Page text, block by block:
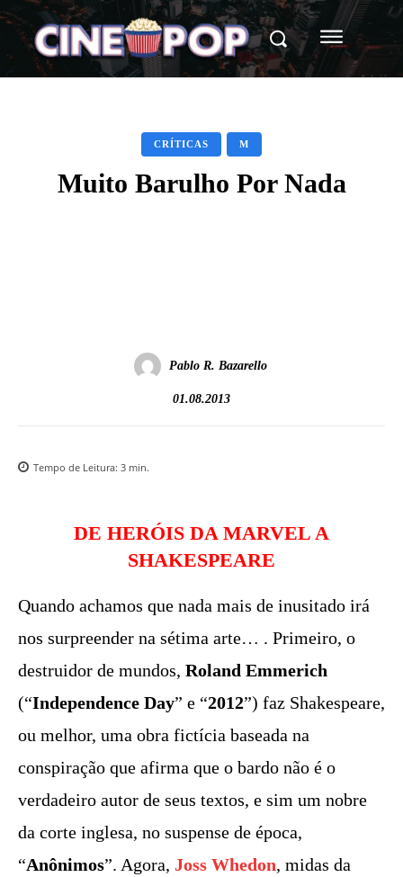
CRÍTICAS M
Muito Barulho Por Nada
Pablo R. Bazarello
01.08.2013
Tempo de Leitura: 3 min.
DE HERÓIS DA MARVEL A
SHAKESPEARE
Quando achamos que nada mais de inusitado irá
nos surpreender na sétima arte… . Primeiro, o
destruidor de mundos, Roland Emmerich
(“Independence Day” e “2012”) faz Shakespeare,
ou melhor, uma obra fictícia baseada na
conspiração que afirma que o bardo não é o
verdadeiro autor de seus textos, e sim um nobre
da corte inglesa, no suspense de época,
“Anônimos”. Agora, Joss Whedon, midas da